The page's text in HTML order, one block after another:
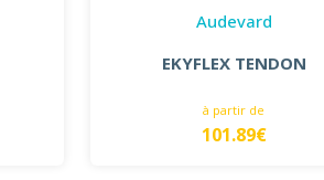
Audevard
EKYFLEX TENDON
à partir de
101.89€